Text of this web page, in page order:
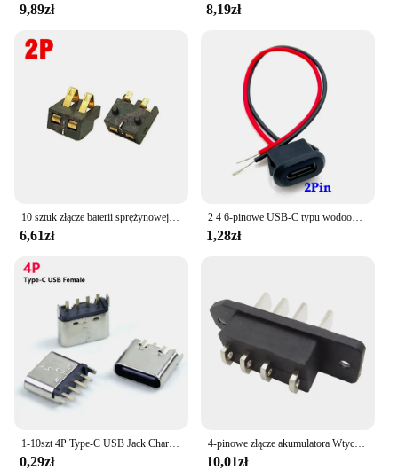
9,89zł 8,19zł
6,61zł
2 4 6-pinowe USB-C typu wodoodporne złącze USB z bezpośrednią kompresją żeńskie gniazdo interfejs ładowarki z drut spawalniczy
1,28zł
0,29zł
4-pinowe złącze akumulatora Wtyczka zasilania Pojemnik akumulatora Wysokoprądowe męskie złącze żeńskie Złącze akumulatora Złącze wyładowcze roweru
10,01zł